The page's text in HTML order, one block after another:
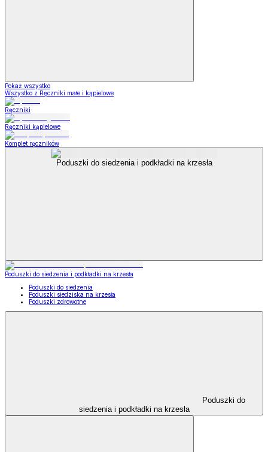
Pokaż wszystko
Wszystko z Ręczniki małe i kąpielowe
Ręczniki
Ręczniki kąpielowe
Komplet ręczników
Poduszki do siedzenia i podkładki na krzesła
Poduszki do siedzenia i podkładki na krzesła
Poduszki do siedzenia
Poduszki siedziska na krzesła
Poduszki zdrowotne
Poduszki do
siedzenia i podkładki na krzesła